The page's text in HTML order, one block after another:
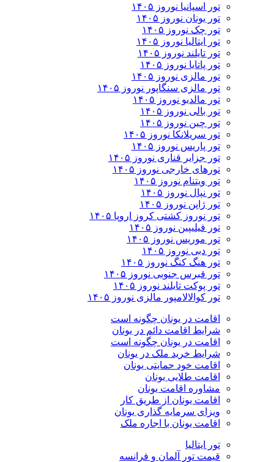
تور اسپانیا نوروز ۱۴۰۵
تور یونان نوروز ۱۴۰۵
تور چک نوروز ۱۴۰۵
تور ایتالیا نوروز ۱۴۰۵
تور تایلند نوروز ۱۴۰۵
تور پاتایا نوروز ۱۴۰۵
تور مالزی نوروز ۱۴۰۵
تور مالزی سنگاپور نوروز ۱۴۰۵
تور مالدیو نوروز ۱۴۰۵
تور بالی نوروز ۱۴۰۵
تور چين نوروز ۱۴۰۵
تور سریلانکا نوروز ۱۴۰۵
تور پاریس نوروز ۱۴۰۵
تور جزایر قناری نوروز ۱۴۰۵
تورهای خارجی نوروز ۱۴۰۵
تور ویتنام نوروز ۱۴۰۵
تور نپال نوروز ۱۴۰۵
تور ژاپن نوروز ۱۴۰۵
تور نوروز کشتی کروز اروپا ۱۴۰۵
تور فیلیپین نوروز ۱۴۰۵
تور موریس نوروز ۱۴۰۵
تور دبی نوروز ۱۴۰۵
تور هنگ کنگ نوروز ۱۴۰۵
تور قبرس جنوبی نوروز ۱۴۰۵
تور پوکت تایلند نوروز ۱۴۰۵
تور کوالالامپور مالزی نوروز ۱۴۰۵
اقامت در یونان چگونه است
شرایط اقامت دائم در یونان
اقامت در یونان چگونه است
شرایط خرید ملک در یونان
اقامت خود حمایتی یونان
اقامت طلایی یونان
مشاوره اقامت یونان
اقامت یونان از طریق کار
ویزای سرمایه گذاری یونان
اقامت یونان با اجاره ملک
تور ایتالیا
قیمت تور آلمان و فرانسه